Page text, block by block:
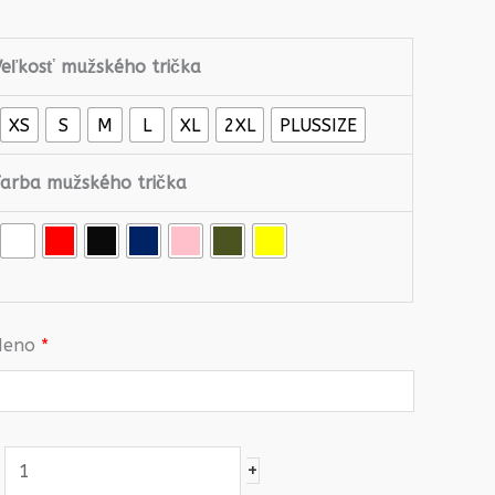
mužského trička
XS S M L XL 2XL PLUSSIZE
mužského trička
*
ešte
nebál
o
svoj
život!
+